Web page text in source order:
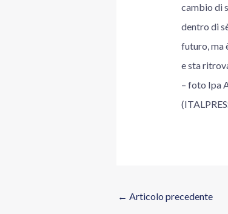
cambio di
dentro di
futuro, ma
e sta
– foto Ipa
← Articolo precedente